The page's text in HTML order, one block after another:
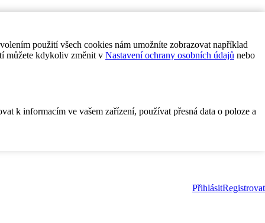
použití všech cookies nám umožníte zobrazovat například
můžete kdykoliv změnit v Nastavení ochrany osobních údajů nebo
k informacím ve vašem zařízení, používat přesná data o poloze a
PřihlásitRegistrovat